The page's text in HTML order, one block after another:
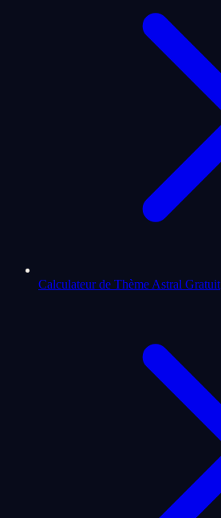
Calculateur de Thème Astral Gratuit